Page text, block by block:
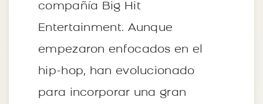
compañía Big Hit
Entertainment. Aunque
empezaron enfocados en el
hip-hop, han evolucionado
para incorporar una gran